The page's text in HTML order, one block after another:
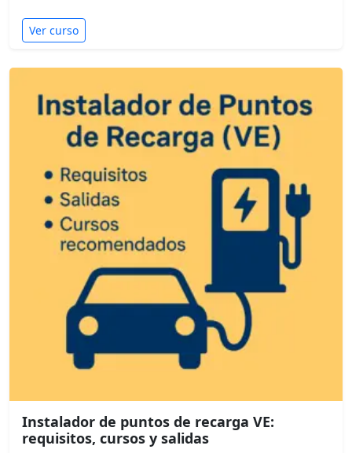
Ver curso
Instalador de puntos de recarga VE:
requisitos, cursos y salidas